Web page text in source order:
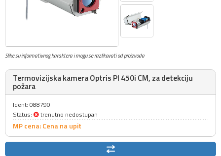
Slike su informativnog karaktera i mogu se razlikovati od proizvoda
Termovizijska kamera Optris PI 450i CM, za detekciju
požara
Ident: 088790
Status:
trenutno nedostupan
MP cena: Cena na upit